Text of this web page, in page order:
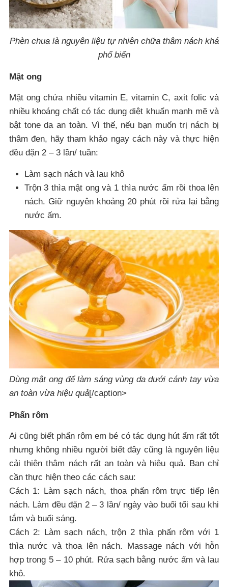
Phèn chua là nguyên liệu tự nhiên chữa thâm nách khá
phổ biến
Mật ong
Mật ong chứa nhiều vitamin E, vitamin C, axit folic và
nhiều khoáng chất có tác dụng diệt khuẩn mạnh mẽ và
bật tone da an toàn. Vì thế, nếu bạn muốn trị nách bị
thâm đen, hãy tham khảo ngay cách này và thực hiện
đều đặn 2 – 3 lần/ tuần:
Làm sạch nách và lau khô
Trộn 3 thìa mật ong và 1 thìa nước ấm rồi thoa lên
nách. Giữ nguyên khoảng 20 phút rồi rửa lại bằng
nước ấm.
Dùng mật ong để làm sáng vùng da dưới cánh tay vừa
an toàn vừa hiệu quả[/caption>
Phấn rôm
Ai cũng biết phấn rôm em bé có tác dụng hút ẩm rất tốt
nhưng không nhiều người biết đây cũng là nguyên liệu
cải thiện thâm nách rất an toàn và hiệu quả. Bạn chỉ
cần thực hiện theo các cách sau:
Cách 1: Làm sạch nách, thoa phấn rôm trực tiếp lên
nách. Làm đều đặn 2 – 3 lần/ ngày vào buổi tối sau khi
tắm và buổi sáng.
Cách 2: Làm sạch nách, trộn 2 thìa phấn rôm với 1
thìa nước và thoa lên nách. Massage nách với hỗn
hợp trong 5 – 10 phút. Rửa sạch bằng nước ấm và lau
khô.